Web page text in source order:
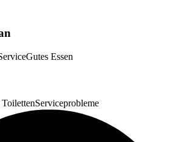
Gutes Essen
Serviceprobleme